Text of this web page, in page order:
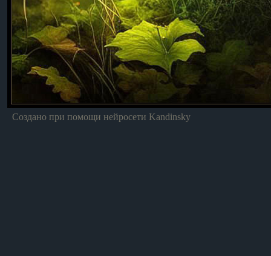
Создано при помощи нейросети Kandinsky